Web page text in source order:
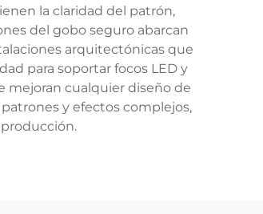
la claridad del patrón,
del gobo seguro abarcan
arquitectónicas que
para soportar focos LED y
mejoran cualquier diseño de
y efectos complejos,